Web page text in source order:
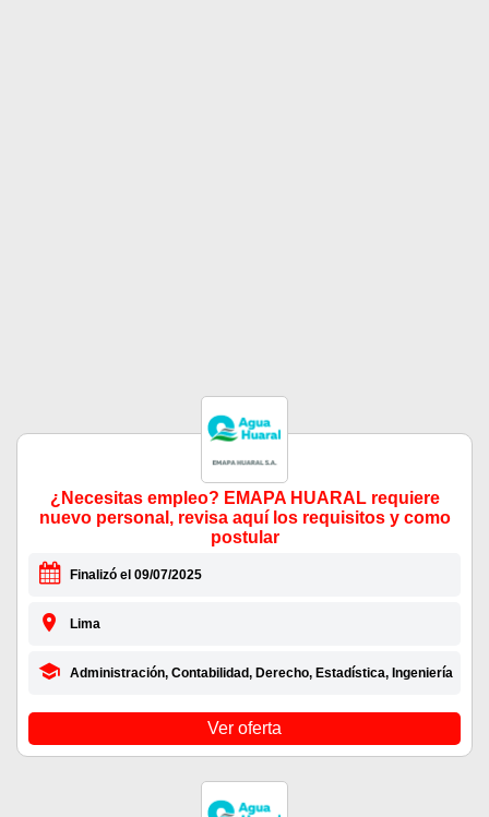
¿Necesitas empleo? EMAPA HUARAL requiere
nuevo personal, revisa aquí los requisitos y como
postular
Finalizó el 09/07/2025
Lima
Administración, Contabilidad, Derecho, Estadística, Ingeniería
Ver oferta